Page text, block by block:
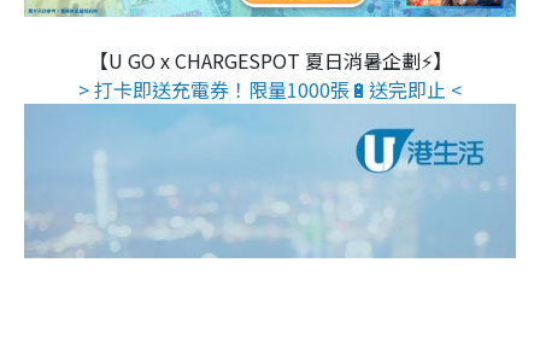
【U GO x CHARGESPOT 夏日消暑企劃⚡】
> 打卡即送充電券！限量1000張🔋送完即止 <